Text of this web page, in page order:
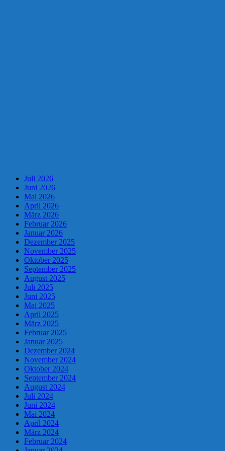
Juli 2026
Juni 2026
Mai 2026
April 2026
März 2026
Februar 2026
Januar 2026
Dezember 2025
November 2025
Oktober 2025
September 2025
August 2025
Juli 2025
Juni 2025
Mai 2025
April 2025
März 2025
Februar 2025
Januar 2025
Dezember 2024
November 2024
Oktober 2024
September 2024
August 2024
Juli 2024
Juni 2024
Mai 2024
April 2024
März 2024
Februar 2024